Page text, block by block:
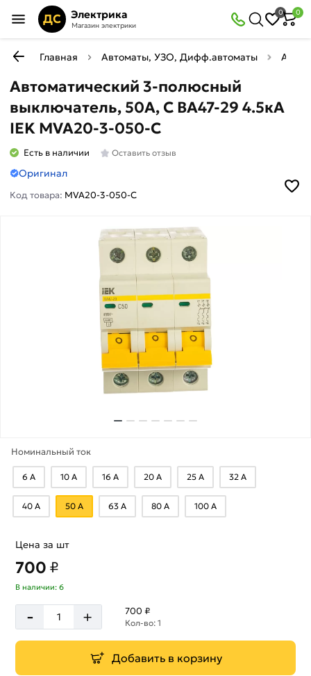
ДС Электрика
Магазин электрики
0 0
Главная Автоматы, УЗО, Дифф.автоматы
Автоматический 3-полюсный
выключатель, 50А, С ВА47-29 4.5кА
IEK MVA20-3-050-C
Есть в наличии Оставить отзыв
Оригинал
Код товара: MVA20-3-050-C
Номинальный ток
6 А 10 А 16 А 20 А 25 А 32 А
40 А 50 А 63 А 80 А 100 А
Цена за шт
700 ₽
В наличии: 6
- + 700 ₽
Кол-во: 1
Добавить в корзину